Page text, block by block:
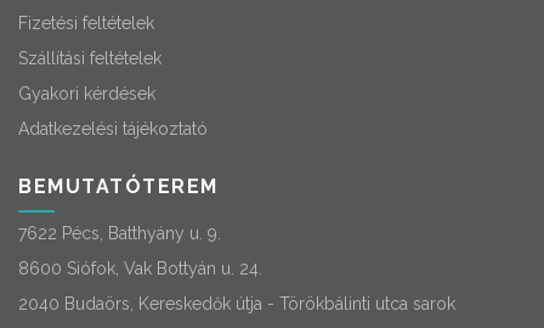
Fizetési feltételek
Szállítási feltételek
Gyakori kérdések
Adatkezelési tájékoztató
BEMUTATÓTEREM
7622 Pécs, Batthyány u. 9.
8600 Siófok, Vak Bottyán u. 24.
2040 Budaörs, Kereskedők útja - Törökbálinti utca sarok